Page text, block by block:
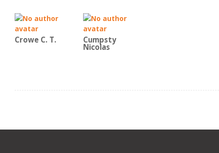
Crowe C. T. Cumpsty
Nicolas